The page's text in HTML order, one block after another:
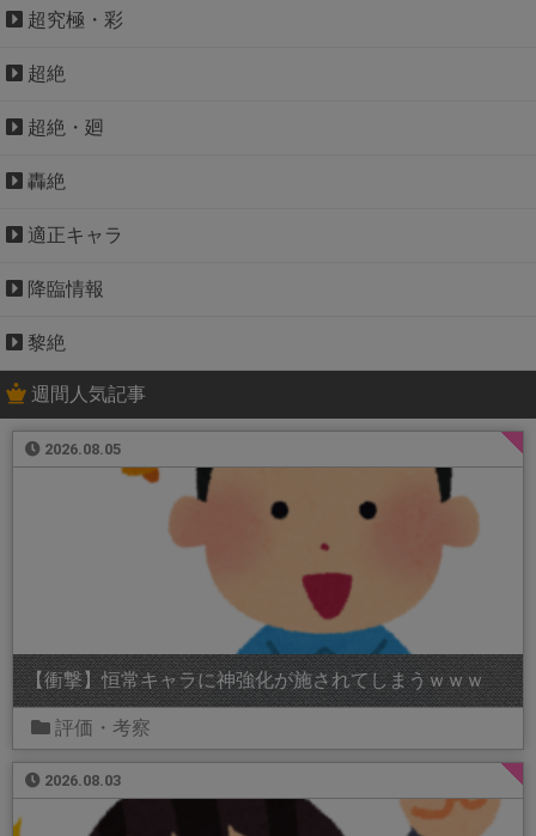
超究極・彩
超絶
超絶・廻
轟絶
適正キャラ
降臨情報
黎絶
週間人気記事
2026.08.05
【衝撃】恒常キャラに神強化が施されてしまうｗｗｗ
評価・考察
2026.08.03